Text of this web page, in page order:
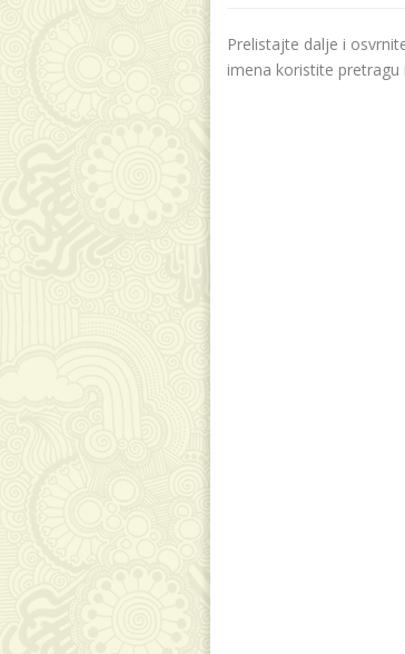
Prelistajte dalje i
imena koristite pretragu